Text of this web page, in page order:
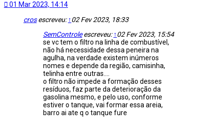
01 Mar 2023, 14:14
crosescreveu: ↑02 Fev 2023, 18:33
SemControleescreveu: ↑02 Fev 2023, 15:54
se vc tem o filtro na linha de combustível,
não há necessidade dessa peneira na
agulha, na verdade existem inúmeros
nomes e depende da região, camisinha,
telinha entre outras....
o filtro não impede a formação desses
resíduos, faz parte da deterioração da
gasolina mesmo, e pelo uso, conforme
estiver o tanque, vai formar essa areia,
barro ai ate q o tanque fure